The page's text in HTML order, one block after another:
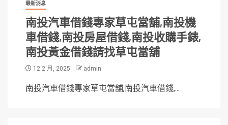
最新消息
南投汽車借錢專家草屯當舖,南投機
車借錢,南投房屋借錢,南投收購手錶,
南投黃金借錢請找草屯當舖
12 2 月, 2025 admin
南投汽車借錢專家草屯當舖,南投汽車借錢,...